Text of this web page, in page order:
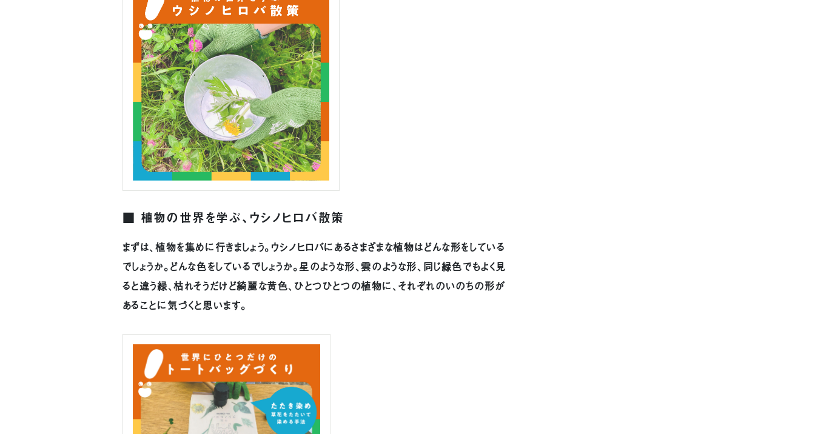
■ 植物の世界を学ぶ、ウシノヒロバ散策
まずは、植物を集めに行きましょう。ウシノヒロバにあるさまざまな植物はどんな形をしている
でしょうか。どんな色をしているでしょうか。星のような形、雲のような形、同じ緑色でもよく見
ると違う緑、枯れそうだけど綺麗な黄色、ひとつひとつの植物に、それぞれのいのちの形が
あることに気づくと思います。